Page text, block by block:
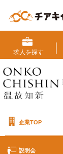
求人を探す
企業TOP
説明会